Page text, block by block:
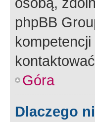
phpBB
Góra
Dlaczego